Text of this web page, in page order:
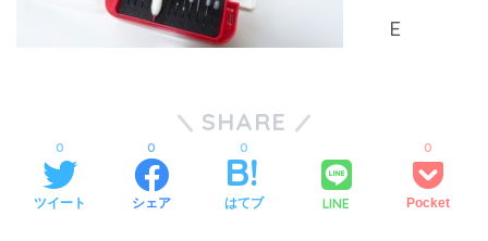
SHARE
ツイート
0
シェア
0
はてブ
0
LINE Pocket
0